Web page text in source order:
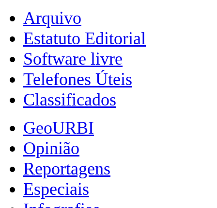
Arquivo
Estatuto Editorial
Software livre
Telefones Úteis
Classificados
GeoURBI
Opinião
Reportagens
Especiais